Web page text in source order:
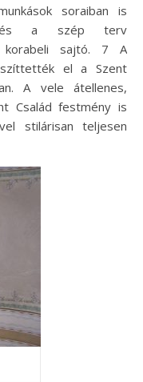
soraiban is
a szép terv
korabeli sajtó. 7 A
el a Szent
A vele átellenes,
Család festmény is
stilárisan teljesen